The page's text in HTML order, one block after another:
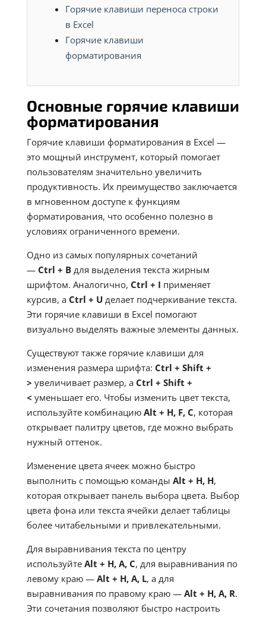
Горячие клавиши переноса строки
в Excel
Горячие клавиши
форматирования
Основные горячие клавиши
форматирования
Горячие клавиши форматирования в Excel —
это мощный инструмент, который помогает
пользователям значительно увеличить
продуктивность. Их преимущество заключается
в мгновенном доступе к функциям
форматирования, что особенно полезно в
условиях ограниченного времени.
Одно из самых популярных сочетаний
— Ctrl + Bдля выделения текста жирным
шрифтом. Аналогично, Ctrl + I применяет
курсив, а Ctrl + U делает подчеркивание текста.
Эти горячие клавиши в Excel помогают
визуально выделять важные элементы данных.
Существуют также горячие клавиши для
изменения размера шрифта: Ctrl + Shift +
> увеличивает размер, а Ctrl + Shift +
< уменьшает его. Чтобы изменить цвет текста,
используйте комбинацию Alt + H, F, C, которая
открывает палитру цветов, где можно выбрать
нужный оттенок.
Изменение цвета ячеек можно быстро
выполнить с помощью команды Alt + H, H,
которая открывает панель выбора цвета. Выбор
цвета фона или текста ячейки делает таблицы
более читабельными и привлекательными.
Для выравнивания текста по центру
используйте Alt + H, A, C, для выравнивания по
левому краю — Alt + H, A, L, а для
выравнивания по правому краю — Alt + H, A, R.
Эти сочетания позволяют быстро настроить